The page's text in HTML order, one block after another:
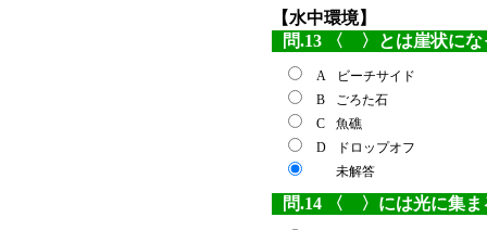
【水中環境】
問.13 〈 〉とは崖状にな
A
ビーチサイド
B
ごろた石
C
魚礁
D
ドロップオフ
未解答
問.14 〈 〉には光に集ま